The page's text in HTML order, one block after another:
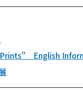
Prints" English